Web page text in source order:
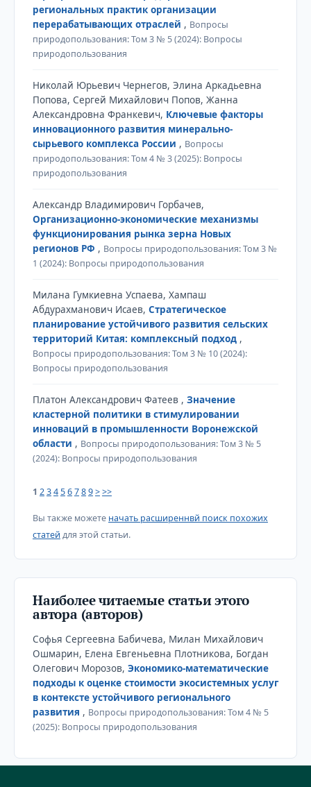
региональных практик организации
перерабатывающих отраслей , Вопросы
природопользования: Том 3 № 5 (2024): Вопросы
природопользования
Николай Юрьевич Чернегов, Элина Аркадьевна
Попова, Сергей Михайлович Попов, Жанна
Александровна Франкевич, Ключевые факторы
инновационного развития минерально-
сырьевого комплекса России , Вопросы
природопользования: Том 4 № 3 (2025): Вопросы
природопользования
Александр Владимирович Горбачев,
Организационно-экономические механизмы
функционирования рынка зерна Новых
регионов РФ , Вопросы природопользования: Том 3 №
1 (2024): Вопросы природопользования
Милана Гумкиевна Успаева, Хампаш
Абдурахманович Исаев, Стратегическое
планирование устойчивого развития сельских
территорий Китая: комплексный подход ,
Вопросы природопользования: Том 3 № 10 (2024):
Вопросы природопользования
Платон Александрович Фатеев , Значение
кластерной политики в стимулировании
инноваций в промышленности Воронежской
области , Вопросы природопользования: Том 3 № 5
(2024): Вопросы природопользования
1 23456789>>>
Вы также можете начать расширеннвй поиск похожих
статей для этой статьи.
Наиболее читаемые статьи этого
автора (авторов)
Софья Сергеевна Бабичева, Милан Михайлович
Ошмарин, Елена Евгеньевна Плотникова, Богдан
Олегович Морозов, Экономико-математические
подходы к оценке стоимости экосистемных услуг
в контексте устойчивого регионального
развития , Вопросы природопользования: Том 4 № 5
(2025): Вопросы природопользования